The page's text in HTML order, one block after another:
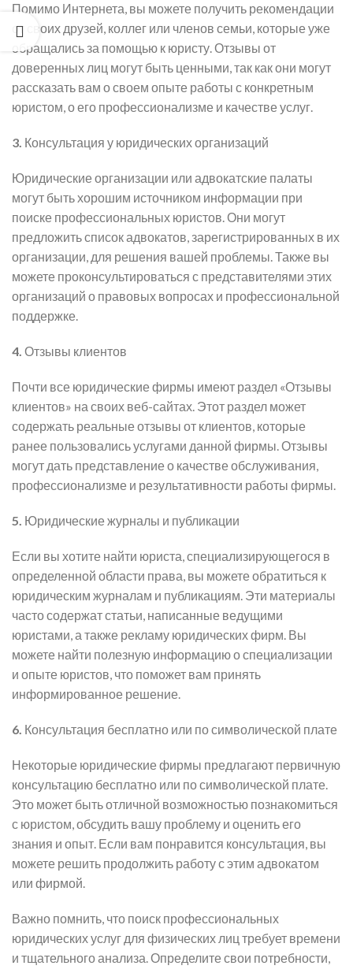
Помимо Интернета, вы можете получить рекомендации
от своих друзей, коллег или членов семьи, которые уже
обращались за помощью к юристу. Отзывы от
доверенных лиц могут быть ценными, так как они могут
рассказать вам о своем опыте работы с конкретным
юристом, о его профессионализме и качестве услуг.
3. Консультация у юридических организаций
Юридические организации или адвокатские палаты
могут быть хорошим источником информации при
поиске профессиональных юристов. Они могут
предложить список адвокатов, зарегистрированных в их
организации, для решения вашей проблемы. Также вы
можете проконсультироваться с представителями этих
организаций о правовых вопросах и профессиональной
поддержке.
4. Отзывы клиентов
Почти все юридические фирмы имеют раздел «Отзывы
клиентов» на своих веб-сайтах. Этот раздел может
содержать реальные отзывы от клиентов, которые
ранее пользовались услугами данной фирмы. Отзывы
могут дать представление о качестве обслуживания,
профессионализме и результативности работы фирмы.
5. Юридические журналы и публикации
Если вы хотите найти юриста, специализирующегося в
определенной области права, вы можете обратиться к
юридическим журналам и публикациям. Эти материалы
часто содержат статьи, написанные ведущими
юристами, а также рекламу юридических фирм. Вы
можете найти полезную информацию о специализации
и опыте юристов, что поможет вам принять
информированное решение.
6. Консультация бесплатно или по символической плате
Некоторые юридические фирмы предлагают первичную
консультацию бесплатно или по символической плате.
Это может быть отличной возможностью познакомиться
с юристом, обсудить вашу проблему и оценить его
знания и опыт. Если вам понравится консультация, вы
можете решить продолжить работу с этим адвокатом
или фирмой.
Важно помнить, что поиск профессиональных
юридических услуг для физических лиц требует времени
и тщательного анализа. Определите свои потребности,